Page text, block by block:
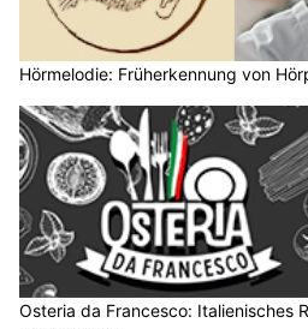
Hörmelodie: Früherkennung von
Osteria da Francesco: Italienisches